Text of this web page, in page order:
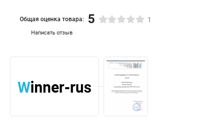
Написать отзыв
Общая оценка товара: 5 1